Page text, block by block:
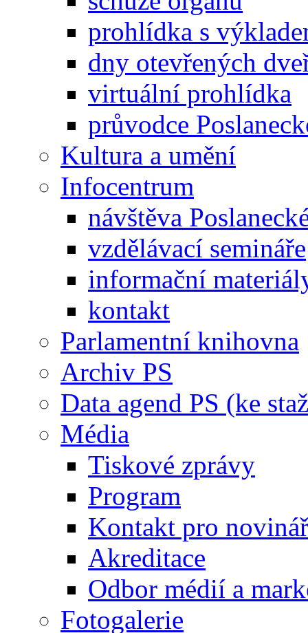
prohlídka s
dny otevřených
virtuální prohlídka
průvodce
Kultura a umění
Infocentrum
návštěva
vzdělávací semináře
informační
kontakt
Parlamentní knihovna
Archiv PS
Data agend PS (ke
Média
Tiskové zprávy
Program
Kontakt pro
Akreditace
Odbor médií a
Fotogalerie